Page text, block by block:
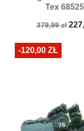
Tex
Cena
379,99 zł
Rozmiary:
-120,00 ZŁ